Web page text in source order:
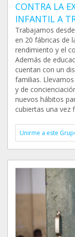
CONTRA LA
INFANTIL A
Trabajamos
en 20 fábricas de
rendimiento y el
Además de
cuentan con un
familias.
y de
nuevos hábitos
cubiertas una vez
Unirme a este